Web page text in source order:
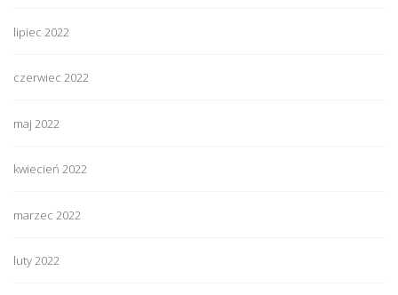
lipiec 2022
czerwiec 2022
maj 2022
kwiecień 2022
marzec 2022
luty 2022